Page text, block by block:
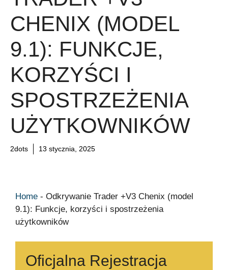
CHENIX (MODEL
9.1): FUNKCJE,
KORZYŚCI I
SPOSTRZEŻENIA
UŻYTKOWNIKÓW
2dots 13 stycznia, 2025
Home - Odkrywanie Trader +V3 Chenix (model
9.1): Funkcje, korzyści i spostrzeżenia
użytkowników
Oficjalna Rejestracja